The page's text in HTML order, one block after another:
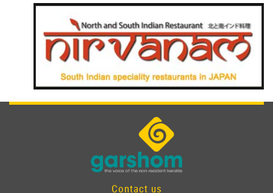
Contact us